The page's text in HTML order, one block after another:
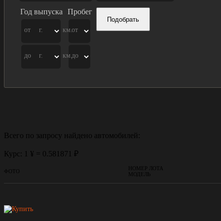
Год выпуска
от г.
до г.
Пробег
от
км.
до
км.
Подобрать
Всего по запросу найдено автомобилей:
Курс: 1 ¥ = 0.581871 ₽
ФОТО
НОМЕР ЛОТА
МОДЕЛЬ